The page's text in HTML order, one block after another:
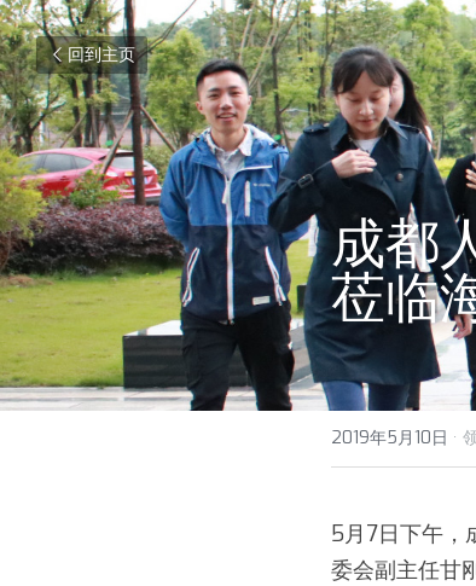
回到主页
成都
莅临
2019年5月10日 ·
5月7日下午，
委会副主任甘